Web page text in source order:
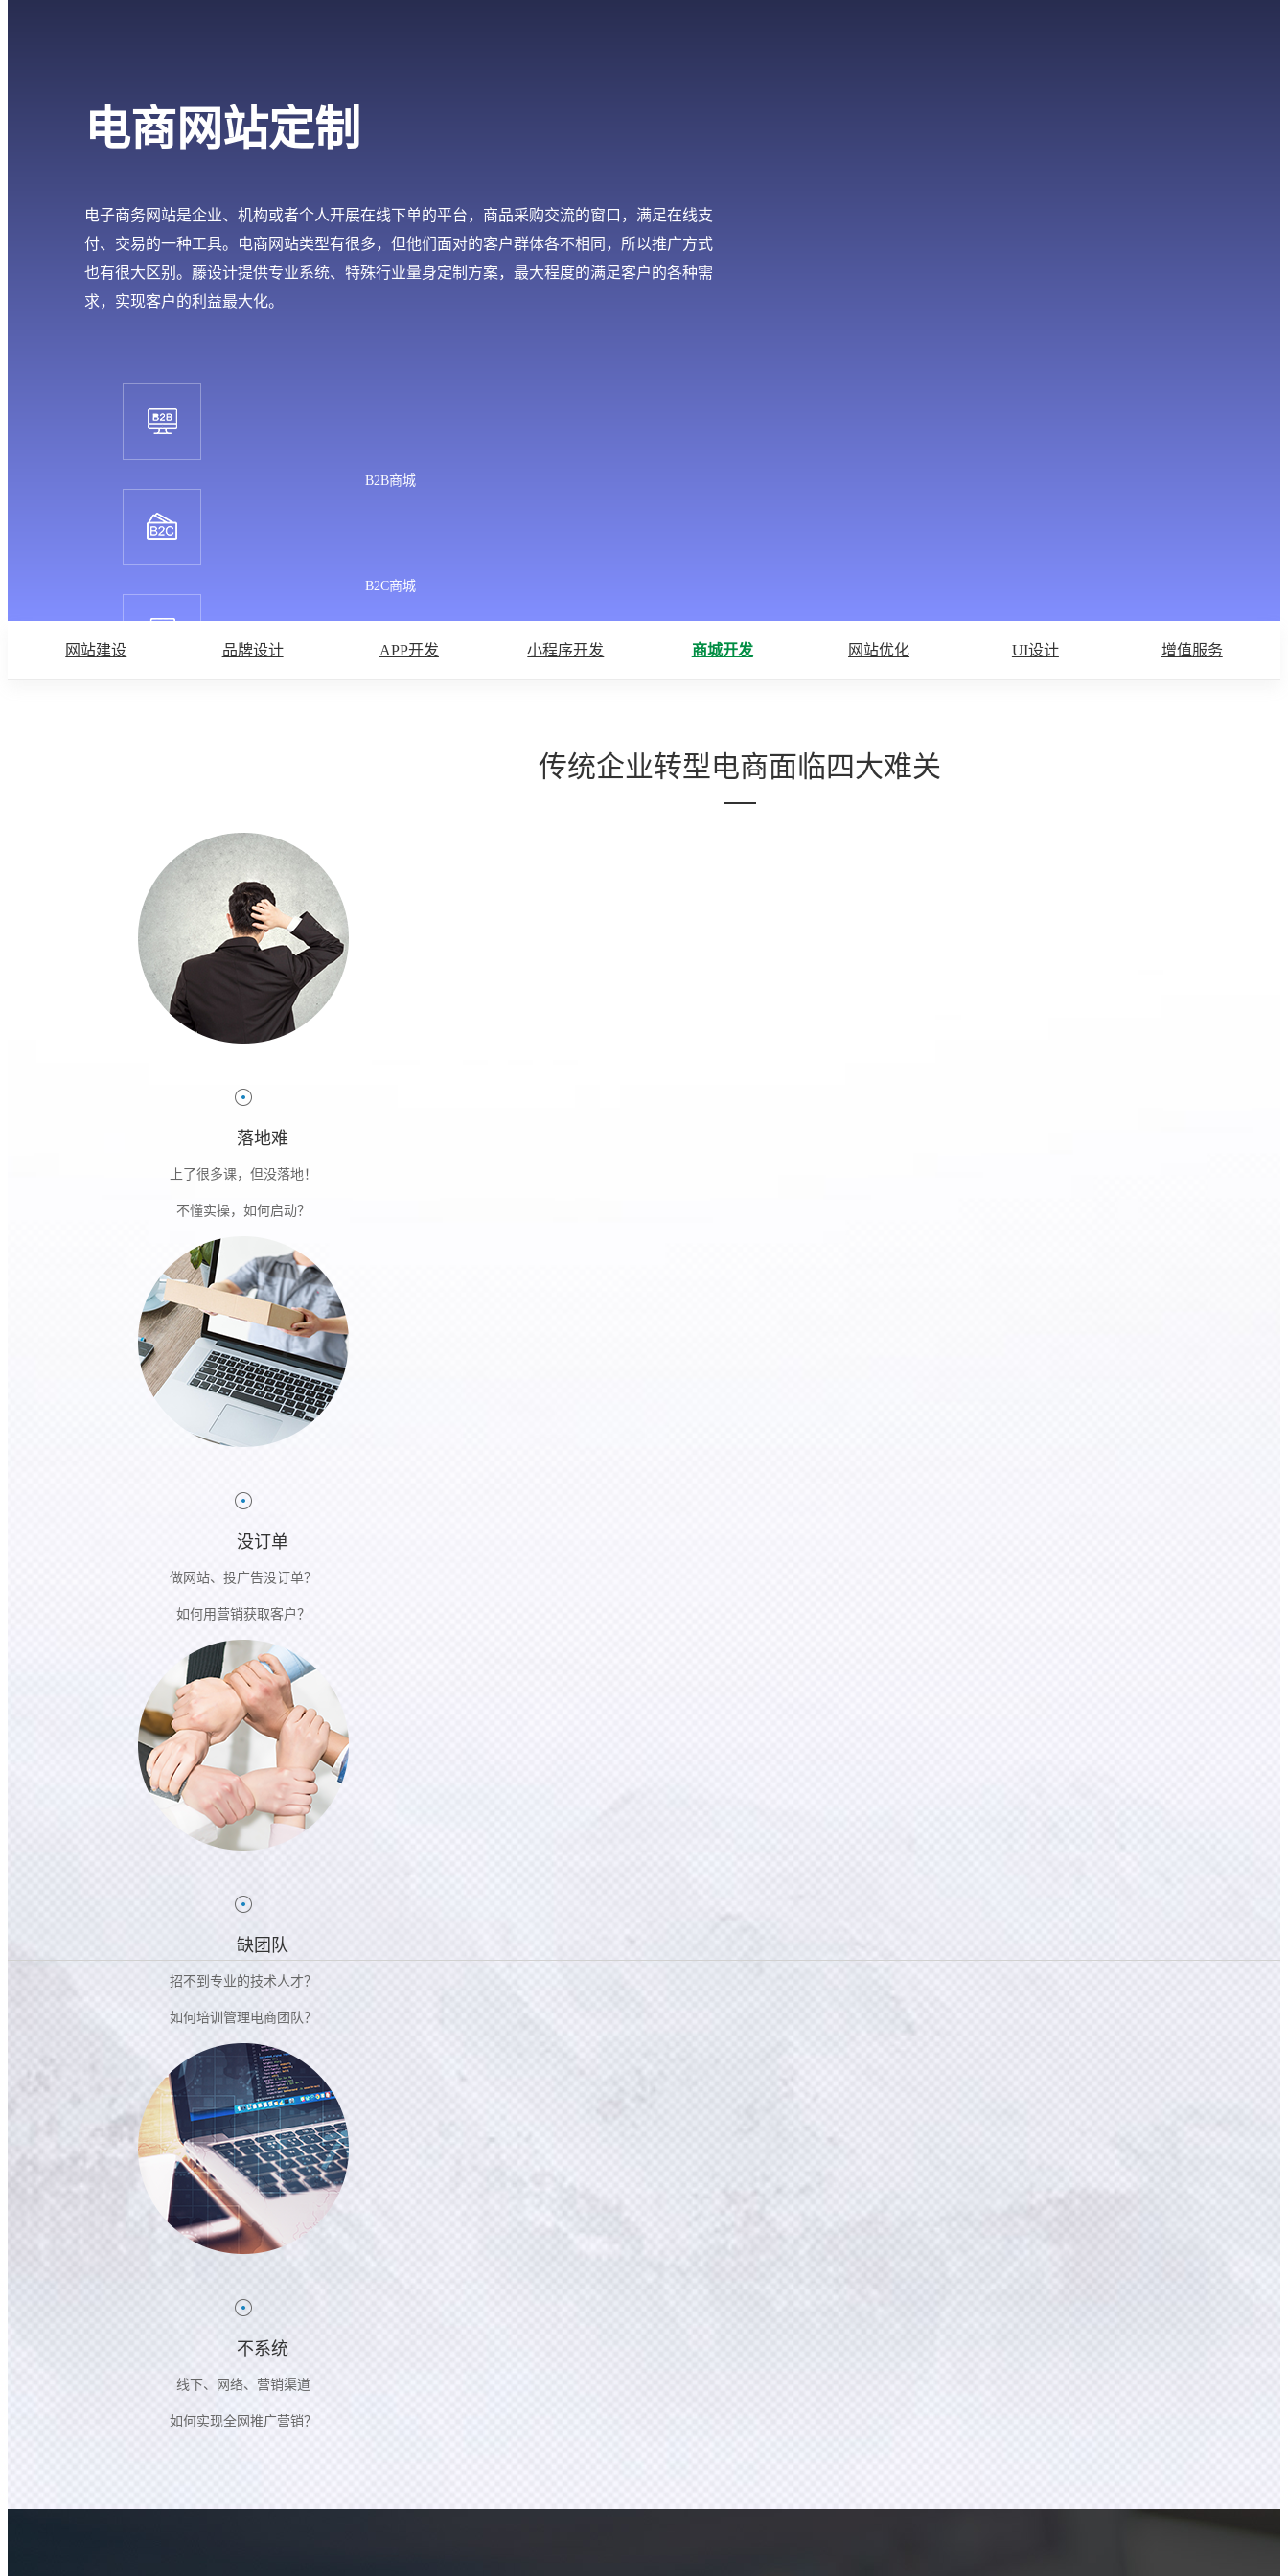
电商网站定制
电子商务网站是企业、机构或者个人开展在线下单的平台，商品采购交流的窗口，满足在线支
付、交易的一种工具。电商网站类型有很多，但他们面对的客户群体各不相同，所以推广方式
也有很大区别。藤设计提供专业系统、特殊行业量身定制方案，最大程度的满足客户的各种需
求，实现客户的利益最大化。
B2B商城
B2C商城
网站建设 品牌设计 APP开发 小程序开发 商城开发 网站优化 UI设计 增值服务
传统企业转型电商面临四大难关
落地难
上了很多课，但没落地！
不懂实操，如何启动？
没订单
做网站、投广告没订单？
如何用营销获取客户？
缺团队
招不到专业的技术人才？
如何培训管理电商团队？
不系统
线下、网络、营销渠道
如何实现全网推广营销？